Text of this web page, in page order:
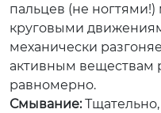
пальцев (не
круговыми
механически
активным веществам
равномерно.
Смывание: